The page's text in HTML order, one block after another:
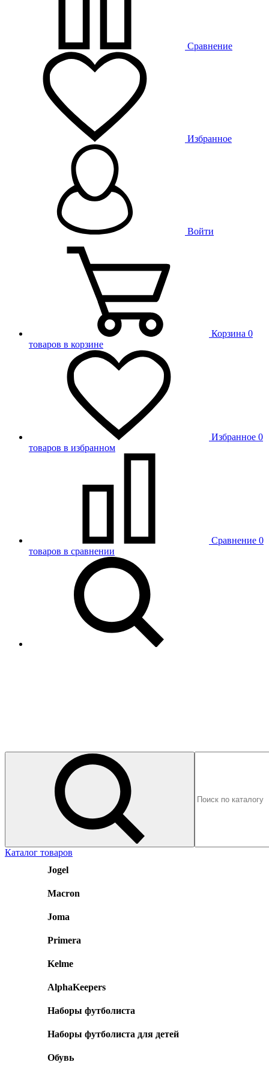
Сравнение
Избранное
Войти
Корзина 0
товаров в корзине
Избранное 0
товаров в избранном
Сравнение 0
товаров в сравнении
Каталог товаров
Jogel
Macron
Joma
Primera
Kelme
AlphaKeepers
Наборы футболиста
Наборы футболиста для детей
Обувь